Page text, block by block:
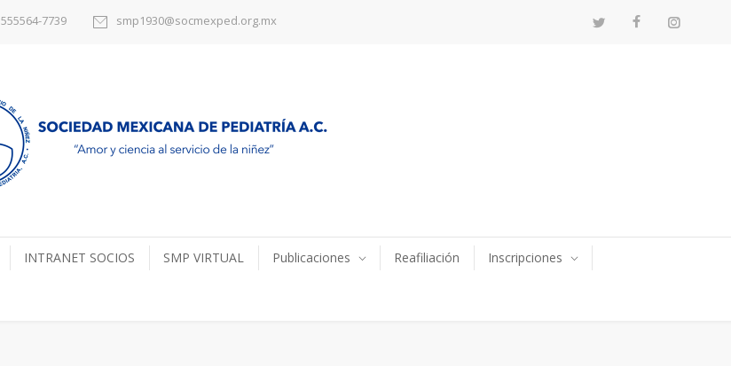
555564-7739 smp1930@socmexped.org.mx
INTRANET SOCIOS SMP VIRTUAL Publicaciones Reafiliación Inscripciones